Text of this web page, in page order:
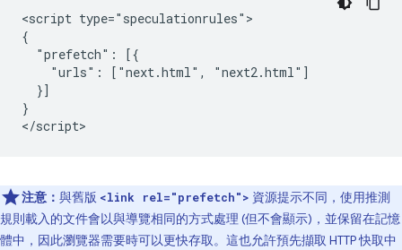
<script type="speculationrules">
{
  "prefetch": [{
    "urls": ["next.html", "next2.html"]
  }]
}
注意： 與舊版 <link rel="prefetch"> 資源提示不同，使用推測
規則載入的文件會以與導覽相同的方式處理 (但不會顯示)，並保留在記憶
體中，因此瀏覽器需要時可以更快存取。這也允許預先擷取 HTTP 快取中